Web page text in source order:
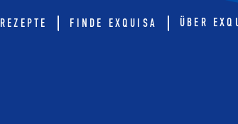
REZEPTE FINDE EXQUISA ÜBER